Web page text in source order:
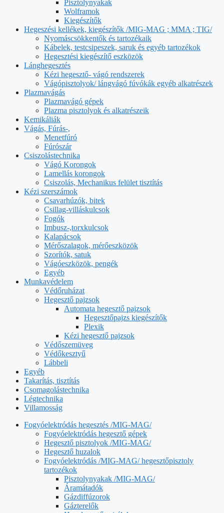
Pisztolynyakak
Wolframok
Kiegészítők
Hegeszési kellékek, kiegészítők /MIG-MAG ; MMA ; TIG/
Nyomáscsökkentők és tartozékaik
Kábelek, testcsipeszek, saruk és egyéb tartozékok
Hegesztési kiegészítő eszközök
Lánghegesztés
Kézi hegesztő- vágó rendszerek
Vágópisztolyok/ lángvágó fúvókák egyéb alkatrészek
Plazmavágás
Plazmavágó gépek
Plazma pisztolyok és alkatrészeik
Kemikáliák
Vágás, Fúrás-,
Menetfúró
Fúrószár
Csiszolástechnika
Vágó Korongok
Lamellás korongok
Csiszolás, Mechanikus felület tisztítás
Kézi szerszámok
Csavarhúzók, bitek
Csillag-villáskulcsok
Fogók
Imbusz-,torxkulcsok
Kalapácsok
Mérőszalagok, mérőeszközök
Szorítók, satuk
Vágóeszközök, pengék
Egyéb
Munkavédelem
Védőruházat
Hegesztő pajzsok
Automata hegesztő pajzsok
Hegesztőpajzs kiegészítők
Plexik
Kézi hegesztő pajzsok
Védőszemüveg
Védőkesztyű
Lábbeli
Egyéb
Takarítás, tisztítás
Csomagolástechnika
Légtechnika
Villamosság
Fogyóelektródás hegesztés /MIG-MAG/
Fogyóelektródás hegesztő gépek
Hegesztő pisztolyok /MIG-MAG/
Hegesztő huzalok
Fogyóelektródás /MIG-MAG/ hegesztőpisztoly
tartozékok
Pisztolynyakak /MIG-MAG/
Áramátadók
Gázdiffúzorok
Gázterelők